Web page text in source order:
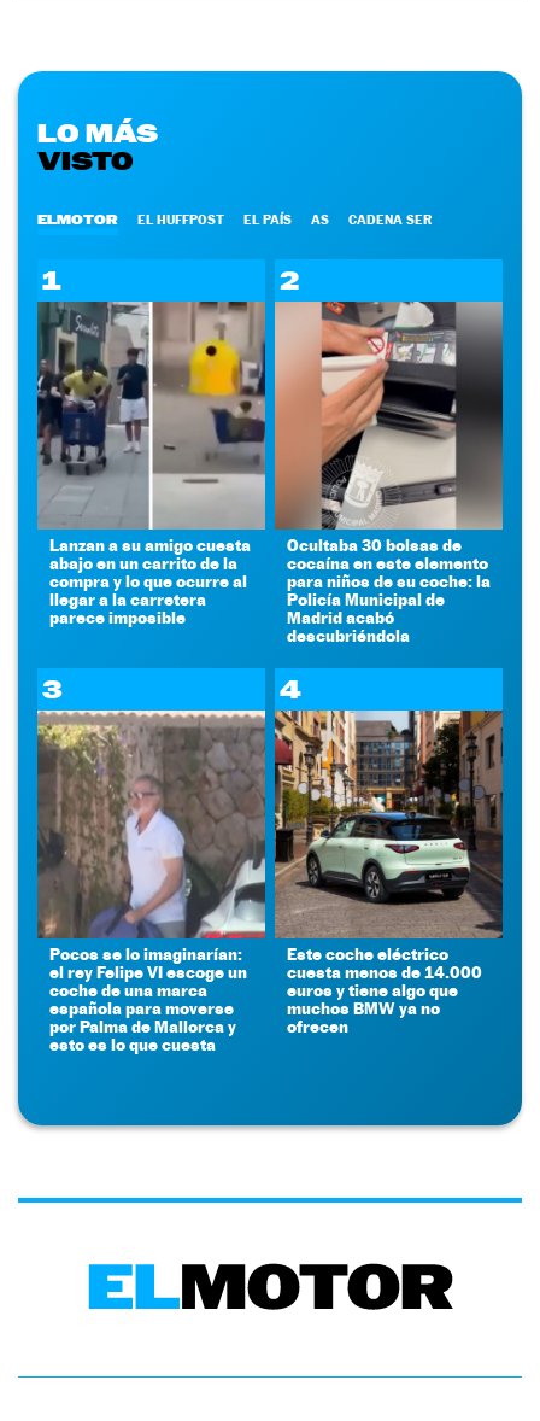
LO MÁS
VISTO
ELMOTOR EL HUFFPOST EL PAÍS AS CADENA SER
1
Lanzan a su amigo cuesta
abajo en un carrito de la
compra y lo que ocurre al
llegar a la carretera
parece imposible
2
Ocultaba 30 bolsas de
cocaína en este elemento
para niños de su coche: la
Policía Municipal de
Madrid acabó
descubriéndola
3
Pocos se lo imaginarían:
el rey Felipe VI escoge un
coche de una marca
española para moverse
por Palma de Mallorca y
esto es lo que cuesta
4
Este coche eléctrico
cuesta menos de 14.000
euros y tiene algo que
muchos BMW ya no
ofrecen